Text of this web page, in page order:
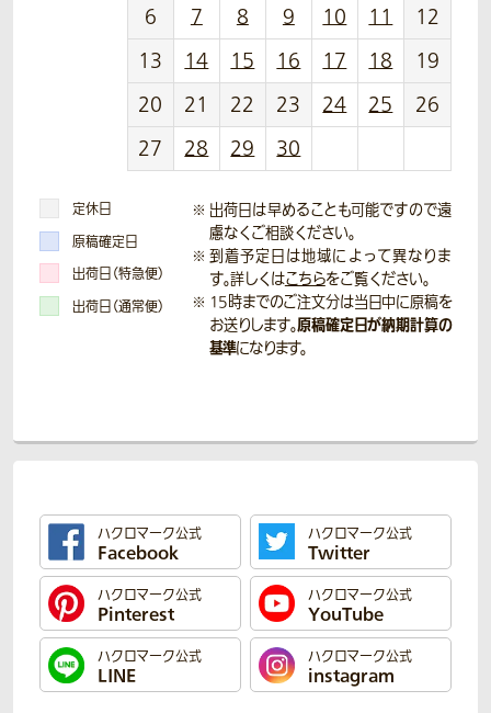
6
7 8 9 10 11
12
13
14 15 16 17 18
19
20
21 22 23 24 25
26
27
28 29 30
定休日
原稿確定日
出荷日（特急便）
出荷日（通常便）
出荷日は早めることも可能ですので遠
慮なくご相談ください。
到着予定日は地域によって異なりま
す。詳しくはこちらをご覧ください。
15時までのご注文分は当日中に原稿を
お送りします。原稿確定日が納期計算の
基準になります。
ハクロマーク公式
Facebook
ハクロマーク公式
Twitter
ハクロマーク公式
Pinterest
ハクロマーク公式
YouTube
ハクロマーク公式
LINE
ハクロマーク公式
instagram